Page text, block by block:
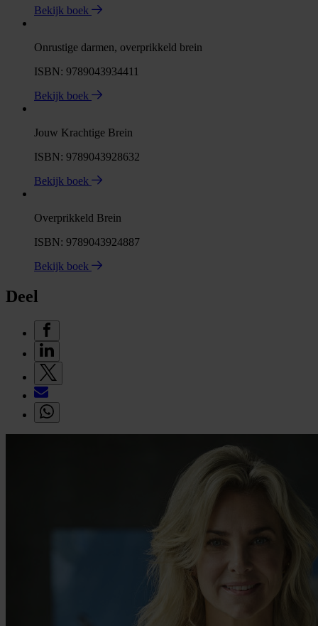
Bekijk boek
Onrustige darmen, overprikkeld brein
ISBN: 9789043934411
Bekijk boek
Jouw Krachtige Brein
ISBN: 9789043928632
Bekijk boek
Overprikkeld Brein
ISBN: 9789043924887
Bekijk boek
Deel